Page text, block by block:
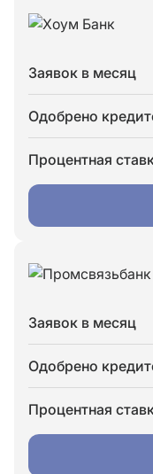
Заявок в месяц
Одобрено
Процентная
Заявок в месяц
Одобрено
Процентная